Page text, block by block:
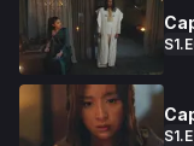
S1.E
S1.E